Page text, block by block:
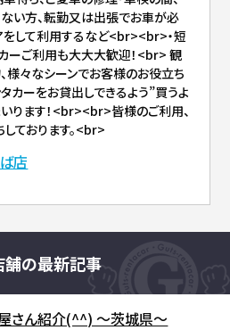
い方、転勤又は出張でお車が必
をして利用するなど<br><br>・短
ーご利用も大大大歓迎！<br> 観
様々なシーンでお客様のお役立ち
カーをお貸出しできるよう”買うよ
ります！<br><br>皆様のご利用、
ております。<br>
店
舗の最新記事
屋さん紹介(^^) ～茨城県～